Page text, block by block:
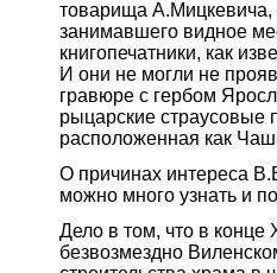
товарища
занимавшего видное
книгопечатники, как
И они не могли не
гравюре с гербом
рыцарские страусовые
расположенная как
О причинах интереса
можно много узнать и
Дело в том, что в конце
безвозмездно